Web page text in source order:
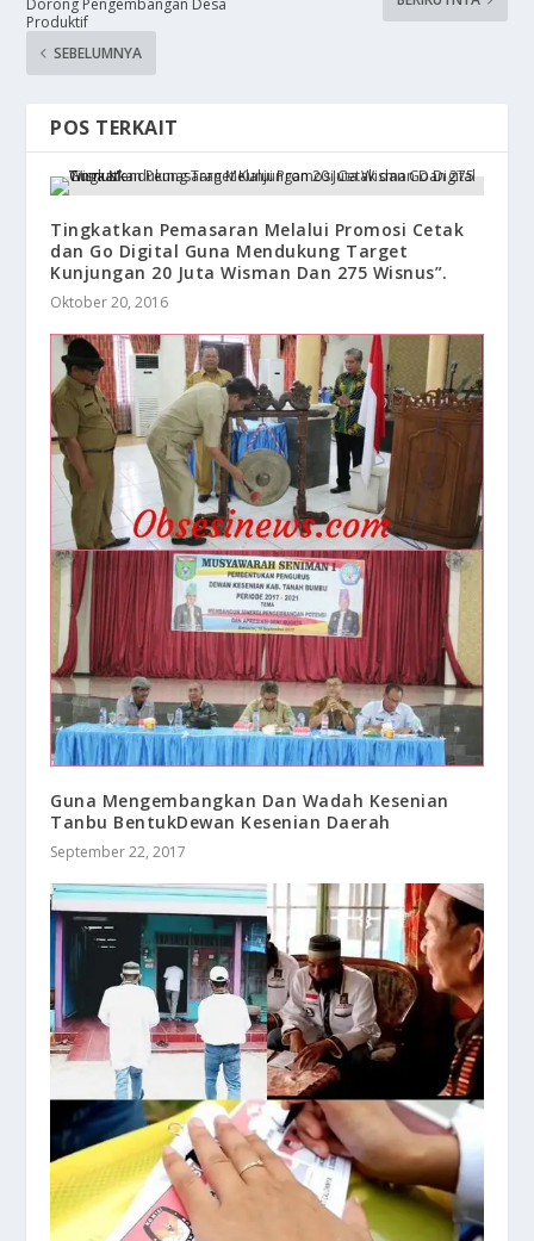
Dorong Pengembangan Desa
Produktif
SEBELUMNYA
POS TERKAIT
Tingkatkan Pemasaran Melalui Promosi Cetak
dan Go Digital Guna Mendukung Target
Kunjungan 20 Juta Wisman Dan 275 Wisnus”.
Oktober 20, 2016
Guna Mengembangkan Dan Wadah Kesenian
Tanbu BentukDewan Kesenian Daerah
September 22, 2017